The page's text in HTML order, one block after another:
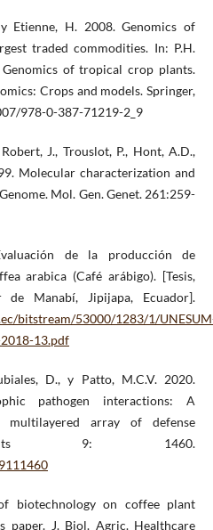
Etienne, H. 2008. Genomics of
traded commodities. In: P.H.
of tropical crop plants.
Crops and models. Springer,
978-0-387-71219-2_9
J., Trouslot, P., Hont, A.D.,
Molecular characterization and
Mol. Gen. Genet. 261:259-
de la producción de
arabica (Café arábigo). [Tesis,
de Manabí, Jipijapa, Ecuador].
bitstream/53000/1283/1/
13.pdf
D., y Patto, M.C.V. 2020.
pathogen interactions: A
array of defense
Plants 9: 1460.
biotechnology on coffee plant
paper. J. Biol. Agric. Healthcare